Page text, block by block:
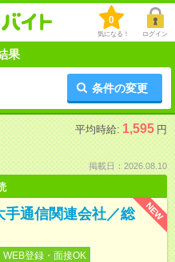
0
気になる！ ログイン
果
条件の変更
平均時給: 1,595 円
掲載日：2026.08.10
NEW
通信関連会社／総
WEB登録・面接OK